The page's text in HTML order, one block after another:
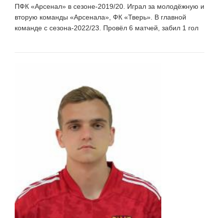
ПФК «Арсенал» в сезоне-2019/20. Играл за молодёжную и
вторую команды «Арсенала», ФК «Тверь». В главной
команде с сезона-2022/23. Провёл 6 матчей, забил 1 гол